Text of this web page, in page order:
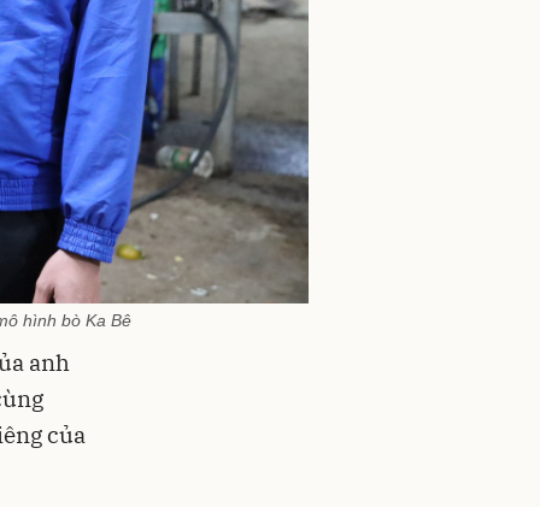
hình bò Ka Bê
anh
của